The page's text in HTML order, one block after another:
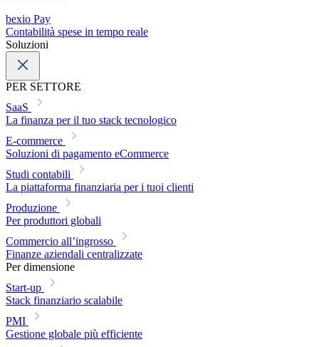
bexio Pay
Contabilità spese in tempo reale
Soluzioni
PER SETTORE
SaaS
La finanza per il tuo stack tecnologico
E-commerce
Soluzioni di pagamento eCommerce
Studi contabili
La piattaforma finanziaria per i tuoi clienti
Produzione
Per produttori globali
Commercio all’ingrosso
Finanze aziendali centralizzate
Per dimensione
Start-up
Stack finanziario scalabile
PMI
Gestione globale più efficiente